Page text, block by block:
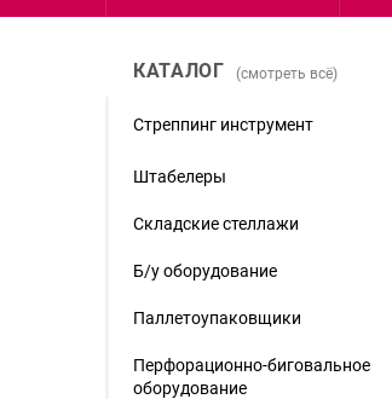
КАТАЛОГ (смотреть всё)
Стреппинг инструмент
Штабелеры
Складские стеллажи
Б/у оборудование
Паллетоупаковщики
Перфорационно-биговальное
оборудование